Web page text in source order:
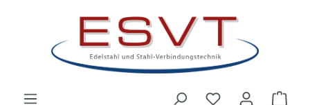
Zum Hauptinhalt springen